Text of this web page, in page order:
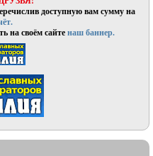
доступную вам сумму на
на своём сайтенаш баннер.